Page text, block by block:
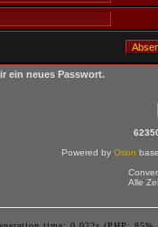
ein neues Passwort.
Powered by Orion
Alle